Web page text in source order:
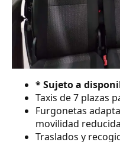
* Sujeto a
Taxis de 7 plazas
Furgonetas
movilidad
Traslados y